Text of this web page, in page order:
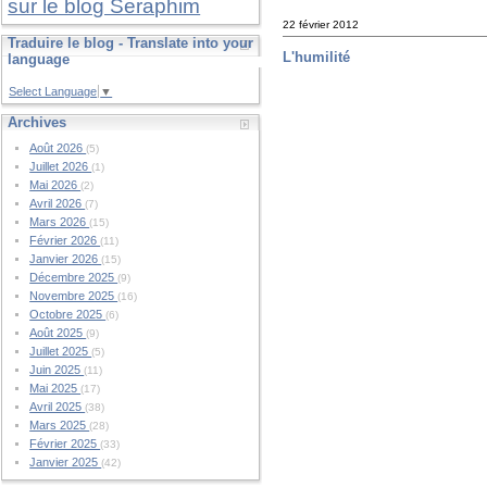
sur le blog Seraphim
Traduire le blog - Translate into your
language
Select Language ▼
Archives
Août 2026(5)
Juillet 2026(1)
Mai 2026(2)
Avril 2026(7)
Mars 2026(15)
Février 2026(11)
Janvier 2026(15)
Décembre 2025(9)
Novembre 2025(16)
Octobre 2025(6)
Août 2025(9)
Juillet 2025(5)
Juin 2025(11)
Mai 2025(17)
Avril 2025(38)
Mars 2025(28)
Février 2025(33)
Janvier 2025(42)
22 février 2012
L'humilité